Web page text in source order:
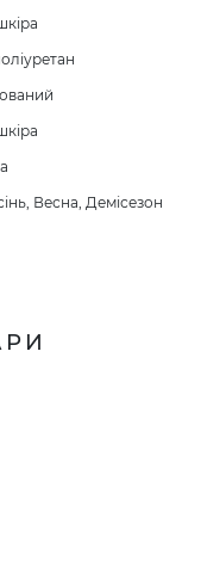
, Весна, Демісезон